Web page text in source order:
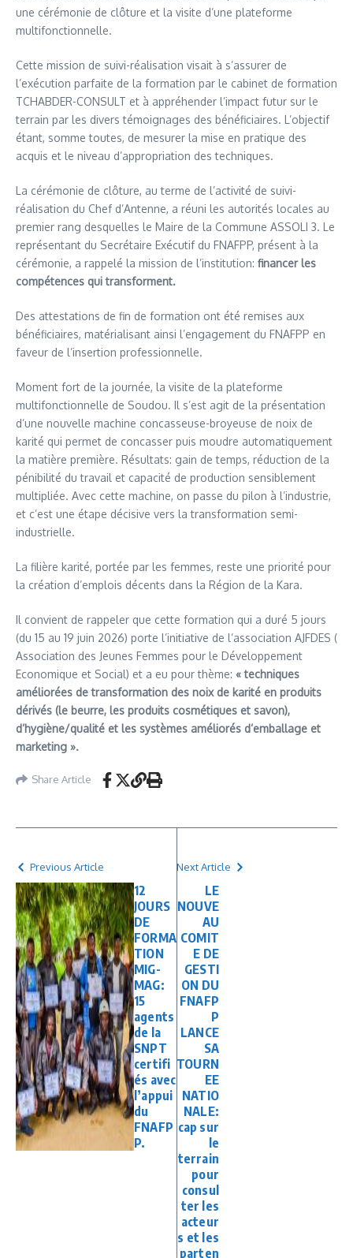
une cérémonie de clôture et la visite d’une plateforme
multifonctionnelle.
Cette mission de suivi-réalisation visait à s’assurer de
l’exécution parfaite de la formation par le cabinet de formation
TCHABDER-CONSULT et à appréhender l’impact futur sur le
terrain par les divers témoignages des bénéficiaires. L’objectif
étant, somme toutes, de mesurer la mise en pratique des
acquis et le niveau d’appropriation des techniques.
La cérémonie de clôture, au terme de l’activité de suivi-
réalisation du Chef d’Antenne, a réuni les autorités locales au
premier rang desquelles le Maire de la Commune ASSOLI 3. Le
représentant du Secrétaire Exécutif du FNAFPP, présent à la
cérémonie, a rappelé la mission de l’institution: financer les
compétences qui transforment.
Des attestations de fin de formation ont été remises aux
bénéficiaires, matérialisant ainsi l’engagement du FNAFPP en
faveur de l’insertion professionnelle.
Moment fort de la journée, la visite de la plateforme
multifonctionnelle de Soudou. Il s’est agit de la présentation
d’une nouvelle machine concasseuse-broyeuse de noix de
karité qui permet de concasser puis moudre automatiquement
la matière première. Résultats: gain de temps, réduction de la
pénibilité du travail et capacité de production sensiblement
multipliée. Avec cette machine, on passe du pilon à l’industrie,
et c’est une étape décisive vers la transformation semi-
industrielle.
La filière karité, portée par les femmes, reste une priorité pour
la création d’emplois décents dans la Région de la Kara.
Il convient de rappeler que cette formation qui a duré 5 jours
(du 15 au 19 juin 2026) porte l’initiative de l’association AJFDES (
Association des Jeunes Femmes pour le Développement
Economique et Social) et a eu pour thème: « techniques
améliorées de transformation des noix de karité en produits
dérivés (le beurre, les produits cosmétiques et savon),
d’hygiène/qualité et les systèmes améliorés d’emballage et
marketing ».
Share Article
Previous Article
12
JOURS
DE
FORMA
TION
MIG-
MAG:
15
agents
de la
SNPT
certifi
és avec
l’appui
du
FNAFP
P.
Next Article
LE
NOUVE
AU
COMIT
E DE
GESTI
ON DU
FNAFP
P
LANCE
SA
TOURN
EE
NATIO
NALE:
cap sur
le
terrain
pour
consul
ter les
acteur
s et les
parten